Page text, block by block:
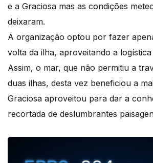
e a Graciosa mas as condições
deixaram.
A organização optou por fazer
volta da ilha, aproveitando a
Assim, o mar, que não permitiu a
duas ilhas, desta vez beneficiou a
Graciosa aproveitou para dar a
recortada de deslumbrantes